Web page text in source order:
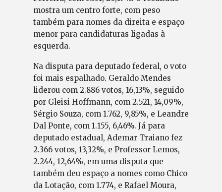
mostra um centro forte, com peso
também para nomes da direita e espaço
menor para candidaturas ligadas à
esquerda.
Na disputa para deputado federal, o voto
foi mais espalhado. Geraldo Mendes
liderou com 2.886 votos, 16,13%, seguido
por Gleisi Hoffmann, com 2.521, 14,09%,
Sérgio Souza, com 1.762, 9,85%, e Leandre
Dal Ponte, com 1.155, 6,46%. Já para
deputado estadual, Ademar Traiano fez
2.366 votos, 13,32%, e Professor Lemos,
2.244, 12,64%, em uma disputa que
também deu espaço a nomes como Chico
da Lotação, com 1.774, e Rafael Moura,